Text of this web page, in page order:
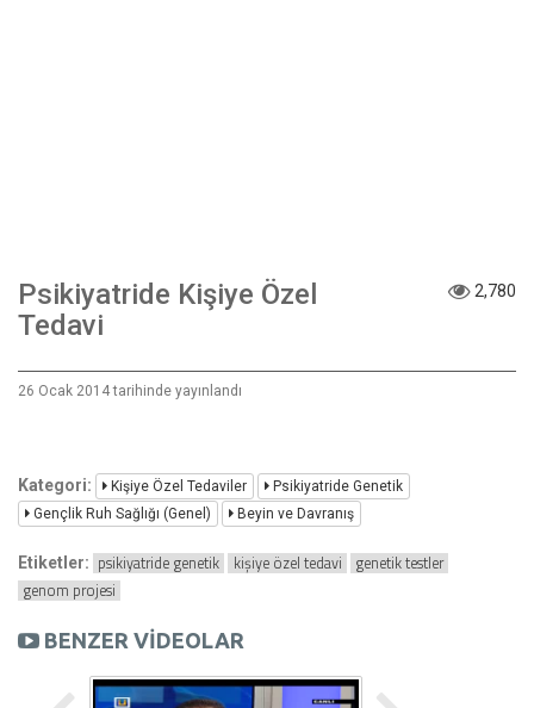
Psikiyatride Kişiye Özel
Tedavi
2,780
26 Ocak 2014 tarihinde yayınlandı
Kategori: Kişiye Özel Tedaviler
Psikiyatride Genetik
Gençlik Ruh Sağlığı (Genel)
Beyin ve Davranış
Etiketler: psikiyatride genetik kişiye özel tedavi
genetik testler
genom projesi
BENZER VİDEOLAR